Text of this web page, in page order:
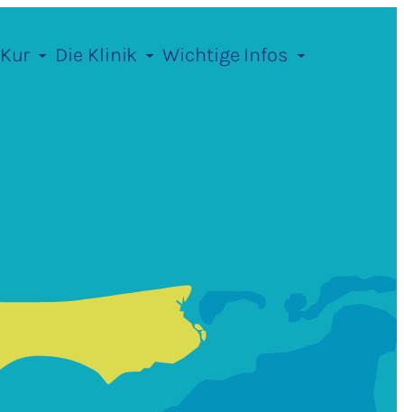
Die Klinik Wichtige Infos